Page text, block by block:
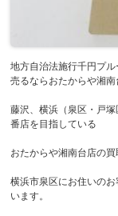
地方自治法施行千円プ
売るならおたからや湘南
藤沢、横浜（泉区・戸
番店を目指している
おたからや湘南台店の
横浜市泉区にお住いの
います。